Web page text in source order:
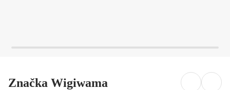
Značka Wigiwama